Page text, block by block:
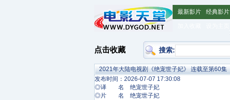
最新影片 经典影片
点击收藏 搜索:
2021年大陆电视剧《绝宠世子妃》 连载至第60集
发布时间：2026-07-07 17:30:08
◎译 名 绝宠世子妃
◎片 名 绝宠世子妃